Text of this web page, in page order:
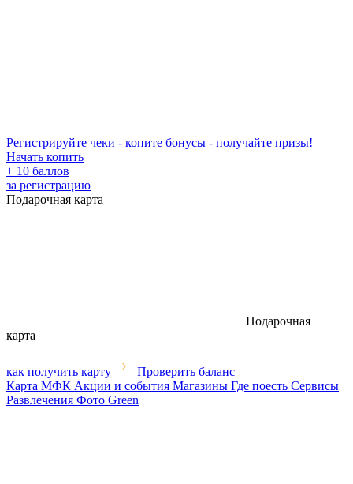
Регистрируйте чеки - копите бонусы - получайте призы!
Начать копить
+ 10 баллов
за регистрацию
Подарочная карта
Подарочная
карта
как получить карту
Проверить баланс
Карта МФК Акции и события Магазины Где поесть Сервисы
Развлечения Фото Green